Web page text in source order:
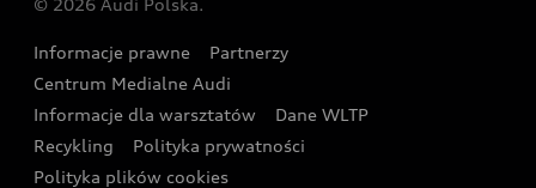
Wyszukaj najbliższego Partnera Audi
Oferta dla przedsiębiorców
Oferta dla klientów prywatnych
Kalkulator rat
Zasięg
Gwarancja
Akcje serwisowe Audi
Katalog online akcesoriów
Audi i Muzeum Sztuki Nowoczesnej w Warszawie
Audi driving experience
Audi quattro Cup
© 2026 Audi Polska.
Informacje prawne
Partnerzy
Centrum Medialne Audi
Informacje dla warsztatów
Dane WLTP
Recykling
Polityka prywatności
Polityka plików cookies